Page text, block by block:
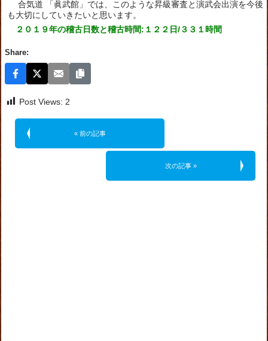
合気道 「眞武館」では、このような昇級審査と演武会出演を今後
も大切にしていきたいと思います。
２０１９年の稽古日数と稽古時間:１２２日/３３１時間
Share:
Post Views: 2
« 前の記事
次の記事 »